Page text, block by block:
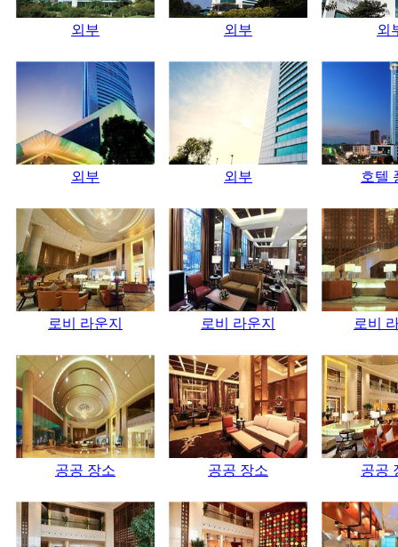
외부 외부 외
외부 외부 호텔
로비 라운지 로비 라운지 로비
공공 장소 공공 장소 공공